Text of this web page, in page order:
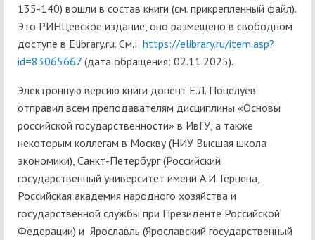
135-140) вошли в состав книги (см. прикрепленный файл).
Это РИНЦевское издание, оно размещено в свободном
доступе в Elibrary.ru. См.: https://elibrary.ru/item.asp?
id=83065667 (дата обращения: 02.11.2025).
Электронную версию книги доцент Е.Л. Поцелуев
отправил всем преподавателям дисциплины «Основы
российской государственности» в ИвГУ, а также
некоторым коллегам в Москву (НИУ Высшая школа
экономики), Санкт-Петербург (Российский
государственный университет имени А.И. Герцена,
Российская академия народного хозяйства и
государственной службы при Президенте Российской
Федерации) и Ярославль (Ярославский государственный